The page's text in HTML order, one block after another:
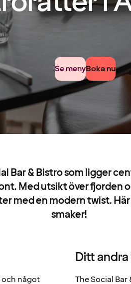
Se menyBoka nu
Bar & Bistro som ligger
Med utsikt över fjorden
med en modern twist.
smaker!
och något
Ditt
The Social